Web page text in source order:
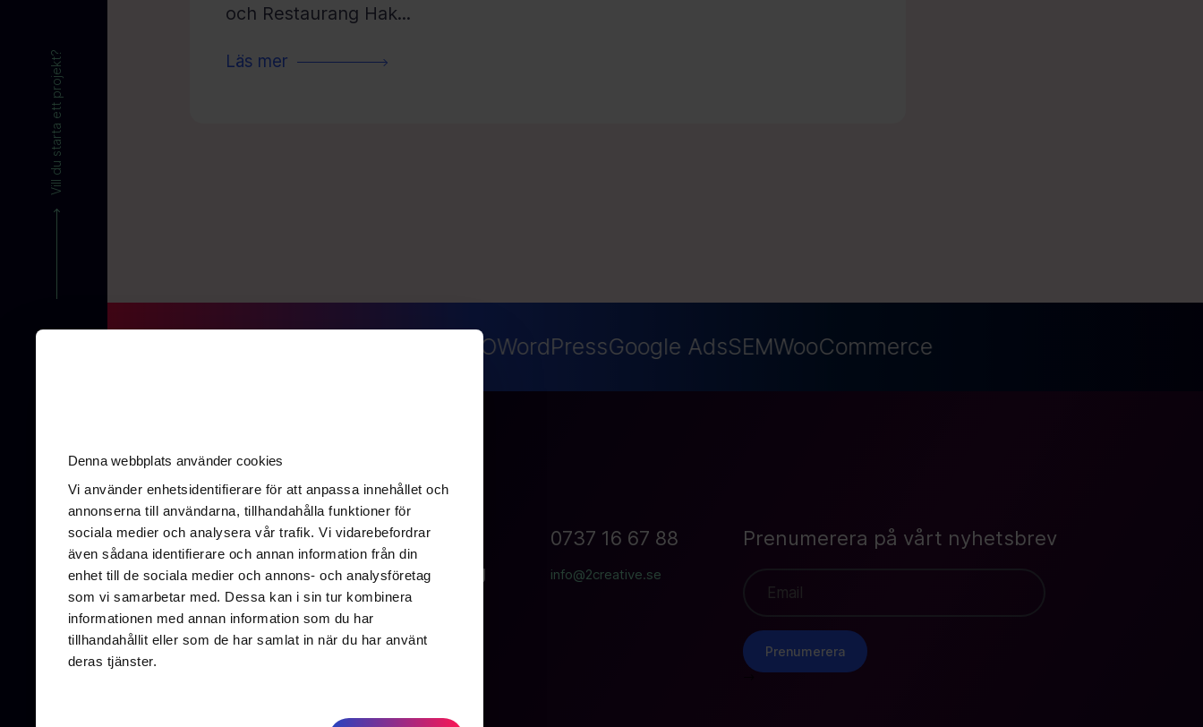
Denna webbplats använder cookies
Vi använder enhetsidentifierare för att anpassa innehållet och
annonserna till användarna, tillhandahålla funktioner för
sociala medier och analysera vår trafik. Vi vidarebefordrar
även sådana identifierare och annan information från din
enhet till de sociala medier och annons- och analysföretag
som vi samarbetar med. Dessa kan i sin tur kombinera
informationen med annan information som du har
tillhandahållit eller som de har samlat in när du har använt
deras tjänster.
Vill du starta ett projekt?
och Restaurang Hak...
Läs mer
GEOWordPressGoogle AdsSEMWooCommerce
Vallgatan 19B
411 16 Göteborg
0737 16 67 88
info@2creative.se
Prenumerera på vårt nyhetsbrev
Prenumerera